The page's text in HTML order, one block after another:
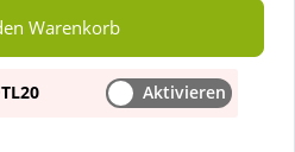
Warenkorb
Aktivieren